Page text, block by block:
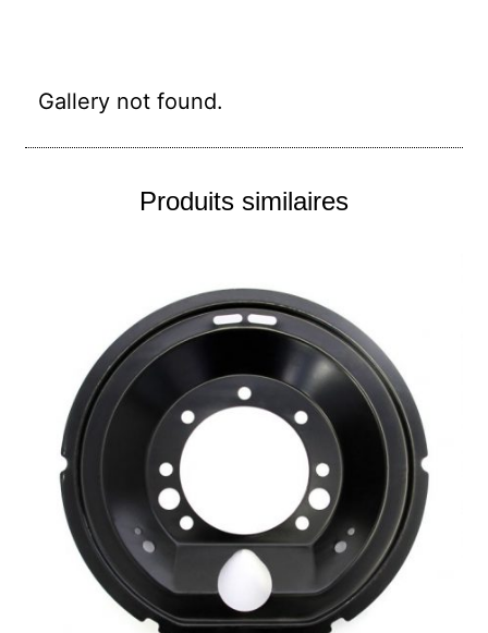
Gallery not found.
Produits similaires